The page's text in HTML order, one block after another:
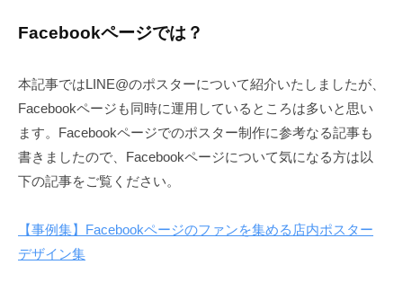
Facebookページでは？
本記事ではLINE@のポスターについて紹介いたしましたが、
Facebookページも同時に運用しているところは多いと思い
ます。Facebookページでのポスター制作に参考なる記事も
書きましたので、Facebookページについて気になる方は以
下の記事をご覧ください。
【事例集】Facebookページのファンを集める店内ポスター
デザイン集